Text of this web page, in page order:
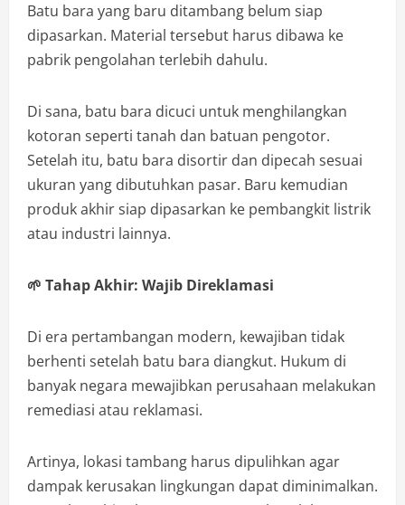
Batu bara yang baru ditambang belum siap
dipasarkan. Material tersebut harus dibawa ke
pabrik pengolahan terlebih dahulu.
Di sana, batu bara dicuci untuk menghilangkan
kotoran seperti tanah dan batuan pengotor.
Setelah itu, batu bara disortir dan dipecah sesuai
ukuran yang dibutuhkan pasar. Baru kemudian
produk akhir siap dipasarkan ke pembangkit listrik
atau industri lainnya.
🌱 Tahap Akhir: Wajib Direklamasi
Di era pertambangan modern, kewajiban tidak
berhenti setelah batu bara diangkut. Hukum di
banyak negara mewajibkan perusahaan melakukan
remediasi atau reklamasi.
Artinya, lokasi tambang harus dipulihkan agar
dampak kerusakan lingkungan dapat diminimalkan.